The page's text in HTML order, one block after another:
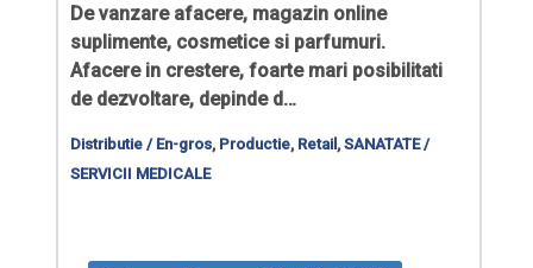
De vanzare afacere, magazin online
suplimente, cosmetice si parfumuri.
Afacere in crestere, foarte mari posibilitati
de dezvoltare, depinde d…
Distributie / En-gros, Productie, Retail , SANATATE /
SERVICII MEDICALE